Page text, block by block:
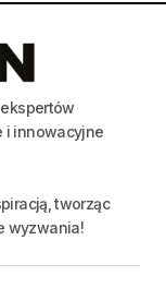
i innowacyjne
tworząc
wyzwania!